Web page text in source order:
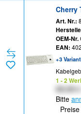
Cherry
Art. Nr.:
OEM-Nr.
EAN:
+3
1 - 2
XX,XX €
Bitte